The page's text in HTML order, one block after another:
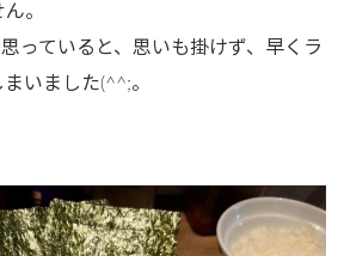
。
っていると、思いも掛けず、早くラ
いました(^^;。